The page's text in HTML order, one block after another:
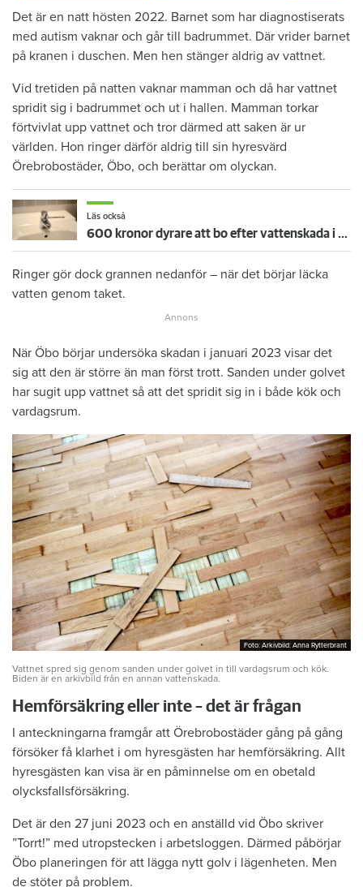
Det är en natt hösten 2022. Barnet som har diagnostiserats
med autism vaknar och går till badrummet. Där vrider barnet
på kranen i duschen. Men hen stänger aldrig av vattnet.
Vid tretiden på natten vaknar mamman och då har vattnet
spridit sig i badrummet och ut i hallen. Mamman torkar
förtvivlat upp vattnet och tror därmed att saken är ur
världen. Hon ringer därför aldrig till sin hyresvärd
Örebrobostäder, Öbo, och berättar om olyckan.
Läs också
600 kronor dyrare att bo efter vattenskada i Varberg
Ringer gör dock grannen nedanför – när det börjar läcka
vatten genom taket.
När Öbo börjar undersöka skadan i januari 2023 visar det
sig att den är större än man först trott. Sanden under golvet
har sugit upp vattnet så att det spridit sig in i både kök och
vardagsrum.
Foto: Arkivbild: Anna Rytterbrant
Foto: Arkivbild: Anna Rytterbrant
Vattnet spred sig genom sanden under golvet in till vardagsrum och kök.
Biden är en arkivbild från en annan vattenskada.
Hemförsäkring eller inte – det är frågan
I anteckningarna framgår att Örebrobostäder gång på gång
försöker få klarhet i om hyresgästen har hemförsäkring. Allt
hyresgästen kan visa är en påminnelse om en obetald
olycksfallsförsäkring.
Det är den 27 juni 2023 och en anställd vid Öbo skriver
”Torrt!” med utropstecken i arbetsloggen. Därmed påbörjar
Öbo planeringen för att lägga nytt golv i lägenheten. Men
de stöter på problem.